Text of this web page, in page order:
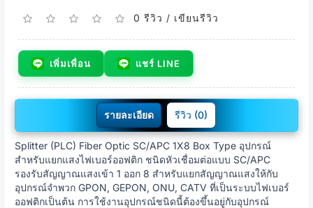
0 รีวิว / เขียนรีวิว
เพิ่มเพื่อน แชร์ LINE
รายละเอียด รีวิว (0)
Splitter (PLC) Fiber Optic SC/APC 1X8 Box Type อุปกรณ์
สำหรับแยกแสงไฟเบอร์ออฟติก ชนิดหัวเชื่อมต่อแบบ SC/APC
รองรับสัญญาณแสงเข้า 1 ออก 8 สำหรับแยกสัญญาณแสงให้กับ
อุปกรณ์จำพวก GPON, GEPON, ONU, CATV ที่เป็นระบบไฟเบอร์
ออฟติกเป็นต้น การใช้งานอุปกรณ์ชนิดนี้ต้องขึ้นอยู่กับอุปกรณ์